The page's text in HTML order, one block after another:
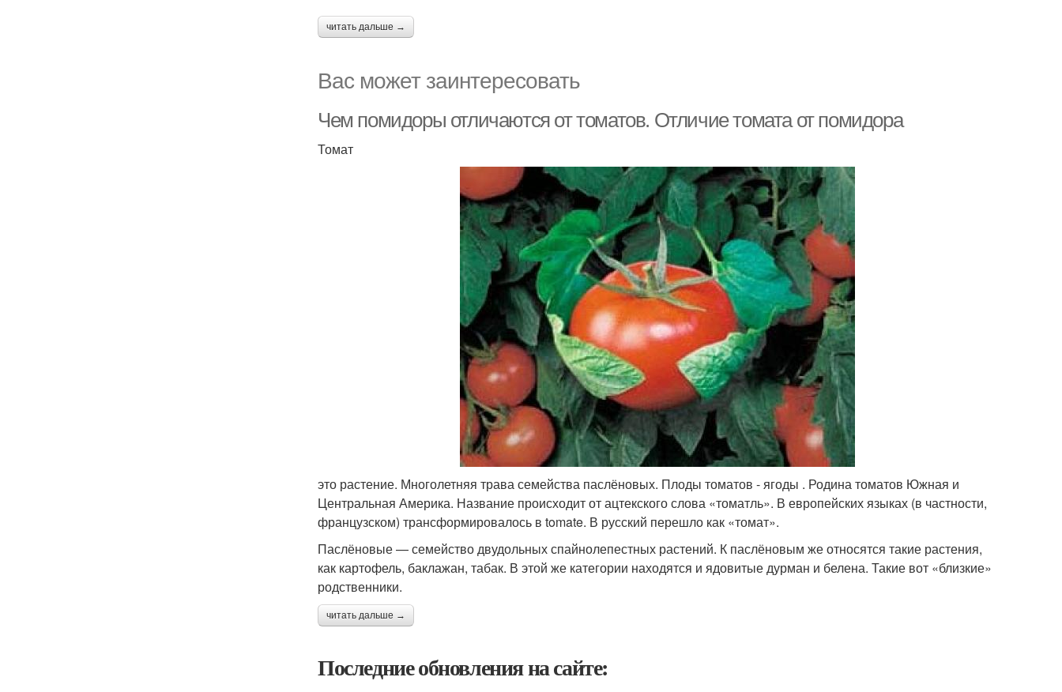
читать дальше →
Вас может заинтересовать
Чем помидоры отличаются от томатов. Отличие томата от помидора
Томат
это растение. Многолетняя трава семейства паслёновых. Плоды томатов - ягоды . Родина томатов Южная и
Центральная Америка. Название происходит от ацтекского слова «томатль». В европейских языках (в частности,
французском) трансформировалось в tomate. В русский перешло как «томат».
Паслёновые — семейство двудольных спайнолепестных растений. К паслёновым же относятся такие растения,
как картофель, баклажан, табак. В этой же категории находятся и ядовитые дурман и белена. Такие вот «близкие»
родственники.
читать дальше →
Последние обновления на сайте: